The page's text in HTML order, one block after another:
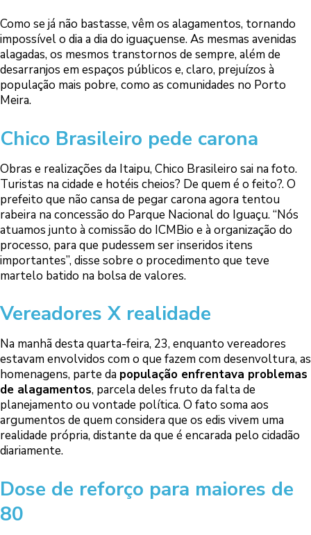
Como se já não bastasse, vêm os alagamentos, tornando
impossível o dia a dia do iguaçuense. As mesmas avenidas
alagadas, os mesmos transtornos de sempre, além de
desarranjos em espaços públicos e, claro, prejuízos à
população mais pobre, como as comunidades no Porto
Meira.
Chico Brasileiro pede carona
Obras e realizações da Itaipu, Chico Brasileiro sai na foto.
Turistas na cidade e hotéis cheios? De quem é o feito?. O
prefeito que não cansa de pegar carona agora tentou
rabeira na concessão do Parque Nacional do Iguaçu. “Nós
atuamos junto à comissão do ICMBio e à organização do
processo, para que pudessem ser inseridos itens
importantes”, disse sobre o procedimento que teve
martelo batido na bolsa de valores.
Vereadores X realidade
Na manhã desta quarta-feira, 23, enquanto vereadores
estavam envolvidos com o que fazem com desenvoltura, as
homenagens, parte da população enfrentava problemas
de alagamentos, parcela deles fruto da falta de
planejamento ou vontade política. O fato soma aos
argumentos de quem considera que os edis vivem uma
realidade própria, distante da que é encarada pelo cidadão
diariamente.
Dose de reforço para maiores de
80